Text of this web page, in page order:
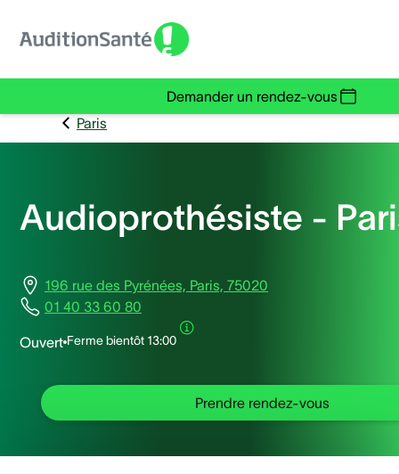
Demander un rendez-vous
Paris
Audioprothésiste -
196 rue des Pyrénées, Paris, 75020
01 40 33 60 80
Ouvert Ferme bientôt 13:00
Prendre rendez-vous